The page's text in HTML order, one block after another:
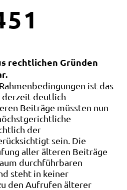
5 1
rechtlichen Gründen
ist das
deutlich
Beiträge müssten nun
der
sein. Die
aller älteren Beiträge
durchführbaren
steht in keiner
den Aufrufen älterer